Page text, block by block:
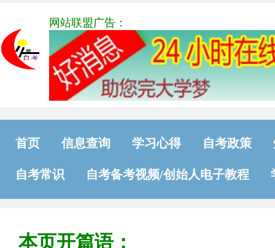
网站联盟广告：
首页 信息查询 学习心得 自考政策
自考常识 自考备考视频/创始人电子教程
本页开篇语：